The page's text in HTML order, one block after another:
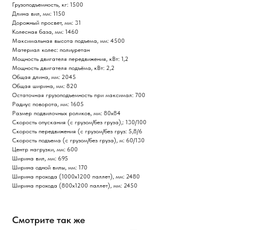
Грузоподъемность, кг: 1500
Длина вил, мм: 1150
Дорожный просвет, мм: 31
Колесная база, мм: 1460
Максимальная высота подъема, мм: 4500
Материал колес: полиуретан
Мощность двигателя передвижения, кВт: 1,2
Мощность двигателя подъёма, кВт: 2,2
Общая длина, мм: 2045
Общая ширина, мм: 820
Остаточная грузоподъемность при максимал: 700
Радиус поворота, мм: 1605
Размер подвилочных роликов, мм: 80х84
Скорость опускания (с грузом/без груза),: 130/100
Скорость передвижения (с грузом/без груз: 5,8/6
Скорость подъема (с грузом/без груза), м: 60/130
Центр нагрузки, мм: 600
Ширина вил, мм: 695
Ширина одной вилы, мм: 170
Ширина прохода (1000х1200 паллет), мм: 2480
Ширина прохода (800х1200 паллет), мм: 2450
Смотрите так же